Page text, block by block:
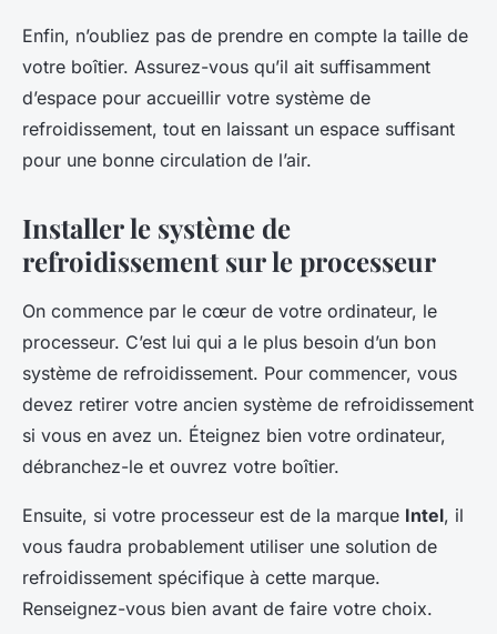
Enfin, n’oubliez pas de prendre en compte la taille de
votre boîtier. Assurez-vous qu’il ait suffisamment
d’espace pour accueillir votre système de
refroidissement, tout en laissant un espace suffisant
pour une bonne circulation de l’air.
Installer le système de
refroidissement sur le processeur
On commence par le cœur de votre ordinateur, le
processeur. C’est lui qui a le plus besoin d’un bon
système de refroidissement. Pour commencer, vous
devez retirer votre ancien système de refroidissement
si vous en avez un. Éteignez bien votre ordinateur,
débranchez-le et ouvrez votre boîtier.
Ensuite, si votre processeur est de la marque Intel, il
vous faudra probablement utiliser une solution de
refroidissement spécifique à cette marque.
Renseignez-vous bien avant de faire votre choix.